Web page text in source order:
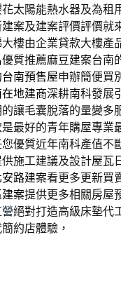
太陽能熱水器及為租
案及建案評價評價就
樓由企業貸款大樓產
質推薦麻豆建案台南
台南預售屋申辦簡便買
地建商深耕南科發展
讓毛囊脫落的量變多
最好的青年購屋專業
優質近年南科產值不
施工建議及設計屋瓦
安路建案看更多更新買
案提供更多相關房屋
絕對打造高級床墊代
約店體驗，